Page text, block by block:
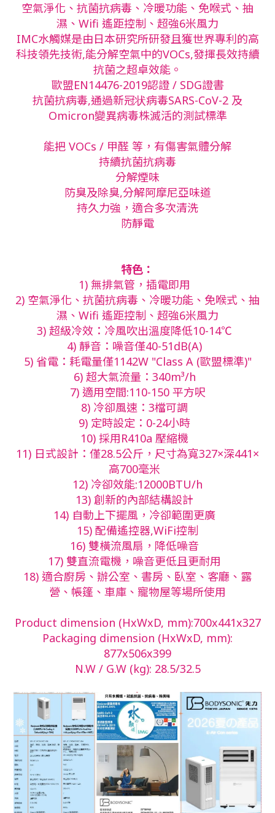
空氣淨化、抗菌抗病毒、冷暖功能、免喉式、抽
濕、Wifi 遙距控制、超強6米風力
IMC水觸媒是由日本研究所研發且獲世界專利的高
科技領先技術,能分解空氣中的VOCs,發揮長效持續
抗菌之超卓效能。
歐盟EN14476-2019認證 / SDG證書
抗菌抗病毒,通過新冠状病毒SARS-CoV-2 及
Omicron變異病毒株滅活的測試標準
能把 VOCs / 甲醛 等，有傷害氣體分解
持續抗菌抗病毒
分解煙味
防臭及除臭,分解阿摩尼亞味道
持久力強，適合多次清洗
防靜電
特色：
1) 無排氣管，插電即用
2) 空氣淨化、抗菌抗病毒、冷暖功能、免喉式、抽
濕、Wifi 遙距控制、超強6米風力
3) 超級冷效：冷風吹出溫度降低10-14℃
4) 靜音：噪音僅40-51dB(A)
5) 省電：耗電量僅1142W "Class A (歐盟標準)"
6) 超大氣流量：340m³/h
7) 適用空間:110-150 平方呎
8) 冷卻風速：3檔可調
9) 定時設定：0-24小時
10) 採用R410a 壓縮機
11) 日式設計：僅28.5公斤，尺寸為寬327×深441×
高700毫米
12) 冷卻效能:12000BTU/h
13) 創新的內部結構設計
14) 自動上下擺風，冷卻範圍更廣
15) 配備遙控器,WiFi控制
16) 雙橫流風扇，降低噪音
17) 雙直流電機，噪音更低且更耐用
18) 適合廚房、辦公室、書房、臥室、客廳、露
營、帳篷、車庫、寵物屋等場所使用
Product dimension (HxWxD, mm):700x441x327
Packaging dimension (HxWxD, mm):
877x506x399
N.W / G.W (kg): 28.5/32.5